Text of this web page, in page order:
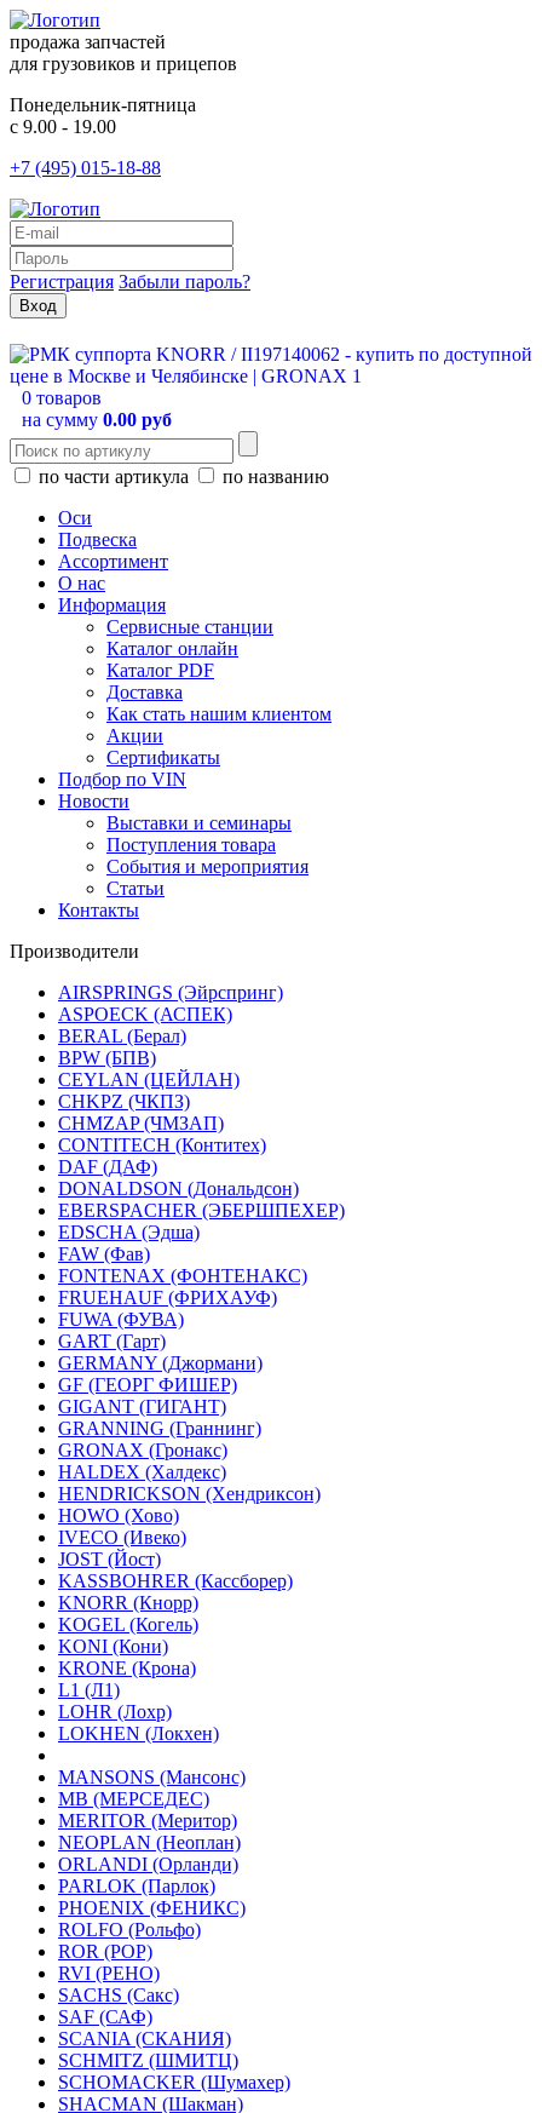
продажа запчастей
для грузовиков и прицепов
Понедельник-пятница
с 9.00 - 19.00
+7 (495) 015-18-88
Регистрация Забыли пароль?
0 товаров
на сумму 0.00 руб
по части артикула
по названию
Оси
Подвеска
Ассортимент
О нас
Информация
Сервисные станции
Каталог онлайн
Каталог PDF
Доставка
Как стать нашим клиентом
Акции
Сертификаты
Подбор по VIN
Новости
Выставки и семинары
Поступления товара
События и мероприятия
Статьи
Контакты
Производители
AIRSPRINGS (Эйрспринг)
ASPOECK (АСПЕК)
BERAL (Берал)
BPW (БПВ)
CEYLAN (ЦЕЙЛАН)
CHKPZ (ЧКПЗ)
CHMZAP (ЧМЗАП)
CONTITECH (Контитех)
DAF (ДАФ)
DONALDSON (Дональдсон)
EBERSPACHER (ЭБЕРШПЕХЕР)
EDSCHA (Эдша)
FAW (Фав)
FONTENAX (ФОНТЕНАКС)
FRUEHAUF (ФРИХАУФ)
FUWA (ФУВА)
GART (Гарт)
GERMANY (Джормани)
GF (ГЕОРГ ФИШЕР)
GIGANT (ГИГАНТ)
GRANNING (Граннинг)
GRONAX (Гронакс)
HALDEX (Халдекс)
HENDRICKSON (Хендриксон)
HOWO (Хово)
IVECO (Ивеко)
JOST (Йост)
KASSBOHRER (Касcборер)
KNORR (Кнорр)
KOGEL (Когель)
KONI (Кони)
KRONE (Крона)
L1 (Л1)
LOHR (Лохр)
LOKHEN (Локхен)
MANSONS (Мансонс)
MB (МЕРСЕДЕС)
MERITOR (Меритор)
NEOPLAN (Неоплан)
ORLANDI (Орланди)
PARLOK (Парлок)
PHOENIX (ФЕНИКС)
ROLFO (Рольфо)
ROR (РОР)
RVI (РЕНО)
SACHS (Сакс)
SAF (САФ)
SCANIA (СКАНИЯ)
SCHMITZ (ШМИТЦ)
SCHOMACKER (Шумахер)
SHACMAN (Шакман)